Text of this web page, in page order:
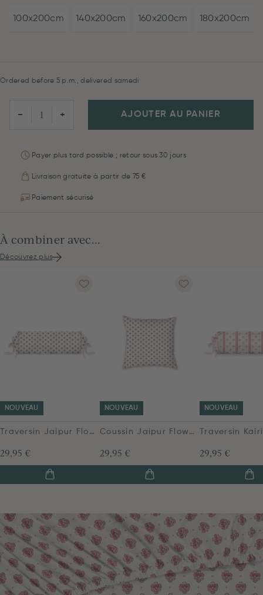
100x200cm 140x200cm 160x200cm 180x200cm
Ordered before 5 p.m., delivered samedi
− + AJOUTER AU PANIER
Payer plus tard possible ; retour sous 30 jours
Livraison gratuite à partir de 75 €
Paiement sécurisé
À combiner avec...
Découvrez plus
NOUVEAU
Traversin Jaipur Flower Rose Clair
29,95 €
NOUVEAU
Coussin Jaipur Flower Rose Clair
29,95 €
NOUVEAU
29,95 €